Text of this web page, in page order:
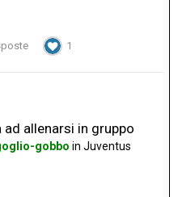
1
allenarsi in gruppo
gobbo in Juventus